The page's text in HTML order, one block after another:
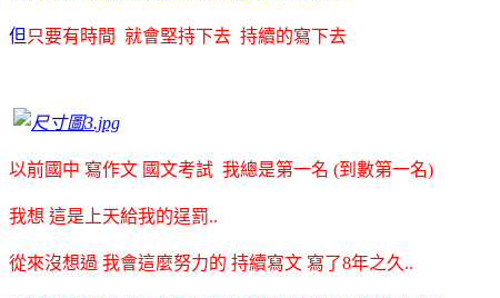
但只要有時間 就會堅持下去 持續的寫下去
以前國中 寫作文 國文考試 我總是第一名 (到數第一名)
我想 這是上天給我的逞罰..
從來沒想過 我會這麼努力的 持續寫文 寫了8年之久..